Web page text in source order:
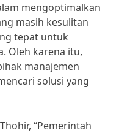
mengoptimalkan
masih kesulitan
tepat untuk
Oleh karena itu,
manajemen
solusi yang
“Pemerintah